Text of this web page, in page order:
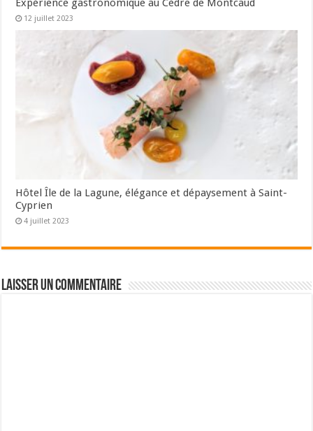
12 juillet 2023
Hôtel Île de la Lagune, élégance et dépaysement à Saint-
Cyprien
4 juillet 2023
Laisser un commentaire